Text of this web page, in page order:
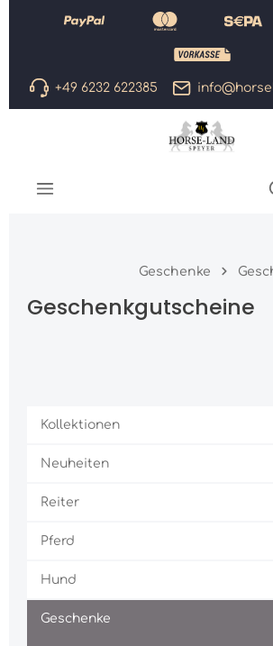
Zum Hauptinhalt springen
+49 6232 622385
Geschenke
Geschenkgutscheine
Kollektionen
Neuheiten
Reiter
Pferd
Hund
Geschenke